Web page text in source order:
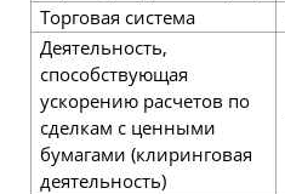
Торговая система
Деятельность,
способствующая
ускорению расчетов по
сделкам с ценными
бумагами (клиринговая
деятельность)